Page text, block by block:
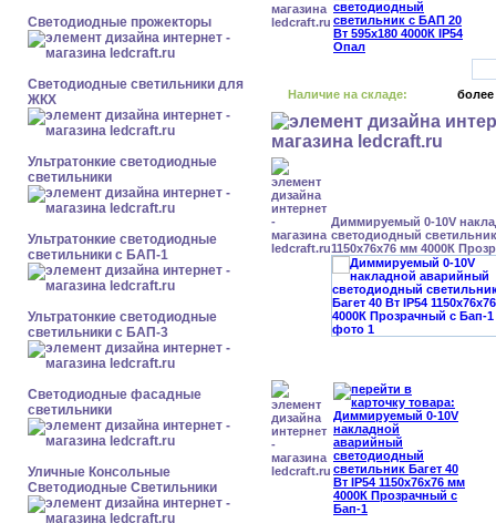
Светодиодные прожекторы
Светодиодные светильники для
ЖКХ
Ультратонкие светодиодные
светильники
Ультратонкие светодиодные
светильники с БАП-1
Ультратонкие светодиодные
светильники с БАП-3
Светодиодные фасадные
светильники
Уличные Консольные
Светодиодные Светильники
Наличие на складе: более
Диммируемый 0-10V
светодиодный светильник
1150x76x76 мм 4000К